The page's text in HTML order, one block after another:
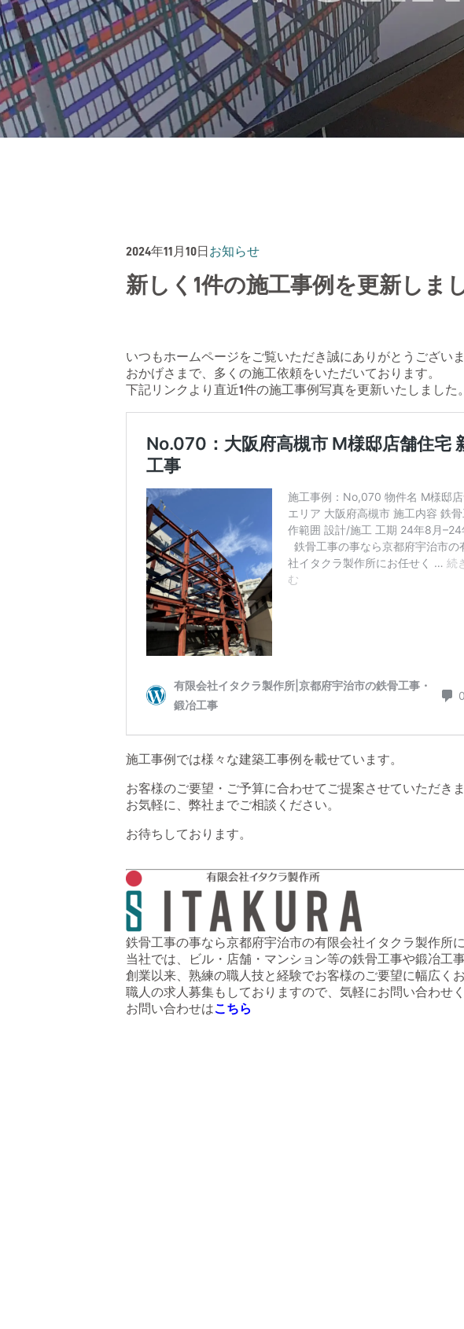
2024年11月10日 お知らせ
新しく1件の施工事例を更新しま
いつもホームページをご覧いただき誠にありがとうございま
おかげさまで、多くの施工依頼をいただいております。
下記リンクより直近1件の施工事例写真を更新いたしました。
施工事例では様々な建築工事例を載せています。
お客様のご要望・ご予算に合わせてご提案させていただきま
お気軽に、弊社までご相談ください。
お待ちしております。
鉄骨工事の事なら京都府宇治市の有限会社イタクラ製作所
当社では、ビル・店舗・マンション等の鉄骨工事や鍛冶工
創業以来、熟練の職人技と経験でお客様のご要望に幅広く
職人の求人募集もしておりますので、気軽にお問い合わせく
お問い合わせはこちら